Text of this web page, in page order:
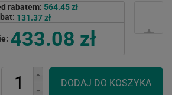
rabatem: 564.45 zł
131.37 zł
433.08 zł